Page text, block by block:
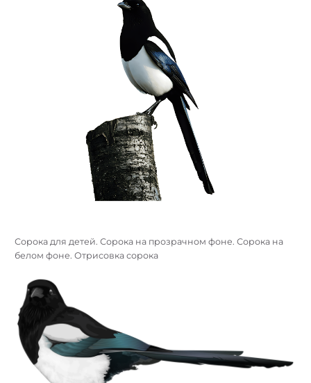
Сорока для детей. Сорока на прозрачном фоне. Сорока на
белом фоне. Отрисовка сорока